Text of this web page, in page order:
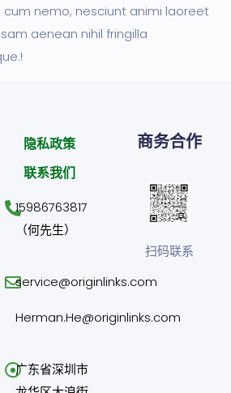
nemo, nesciunt animi laoreet
aenean nihil fringilla
隐私政策
联系我们
15986763817
（何先生）
service@originlinks.com
Herman.He@originlinks.com
广东省深圳市
商务合作
扫码联系